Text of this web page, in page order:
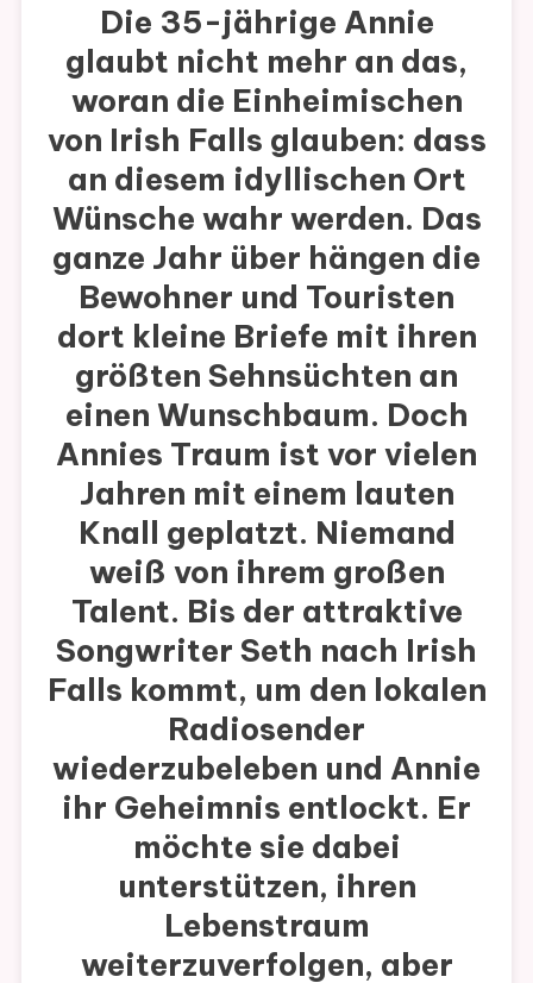
Die 35-jährige Annie
glaubt nicht mehr an das,
woran die Einheimischen
von Irish Falls glauben: dass
an diesem idyllischen Ort
Wünsche wahr werden. Das
ganze Jahr über hängen die
Bewohner und Touristen
dort kleine Briefe mit ihren
größten Sehnsüchten an
einen Wunschbaum. Doch
Annies Traum ist vor vielen
Jahren mit einem lauten
Knall geplatzt. Niemand
weiß von ihrem großen
Talent. Bis der attraktive
Songwriter Seth nach Irish
Falls kommt, um den lokalen
Radiosender
wiederzubeleben und Annie
ihr Geheimnis entlockt. Er
möchte sie dabei
unterstützen, ihren
Lebenstraum
weiterzuverfolgen, aber